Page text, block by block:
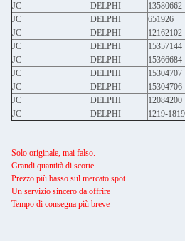
JC
DELPHI 13580662
JC
DELPHI 651926
JC
DELPHI 12162102
JC
DELPHI 15357144
JC
DELPHI 15366684
JC
DELPHI 15304707
JC
DELPHI 15304706
JC
DELPHI 12084200
JC
DELPHI 1219-1819
Solo originale, mai falso.
Grandi quantità di scorte
Prezzo più basso sul mercato spot
Un servizio sincero da offrire
Tempo di consegna più breve